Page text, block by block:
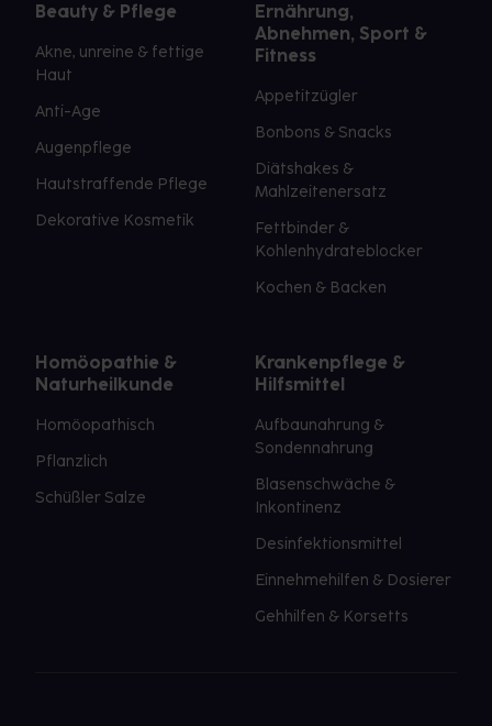
Beauty & Pflege
Akne, unreine & fettige
Haut
Anti-Age
Augenpflege
Hautstraffende Pflege
Dekorative Kosmetik
Ernährung,
Abnehmen, Sport &
Fitness
Appetitzügler
Bonbons & Snacks
Diätshakes &
Mahlzeitenersatz
Fettbinder &
Kohlenhydrateblocker
Kochen & Backen
Homöopathie &
Naturheilkunde
Homöopathisch
Pflanzlich
Schüßler Salze
Krankenpflege &
Hilfsmittel
Aufbaunahrung &
Sondennahrung
Blasenschwäche &
Inkontinenz
Desinfektionsmittel
Einnehmehilfen & Dosierer
Gehhilfen & Korsetts